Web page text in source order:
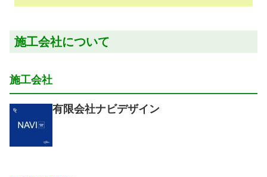
施工会社について
施工会社
有限会社ナビデザイン